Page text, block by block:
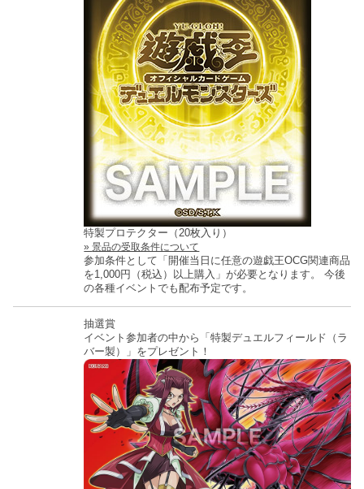
特製プロテクター（20枚入り）
景品の受取条件について
参加条件として「開催当日に任意の遊戯王OCG関連商品
を1,000円（税込）以上購入」が必要となります。
今後
の各種イベントでも配布予定です。
抽選賞
イベント参加者の中から「特製デュエルフィールド（ラ
バー製）」をプレゼント！